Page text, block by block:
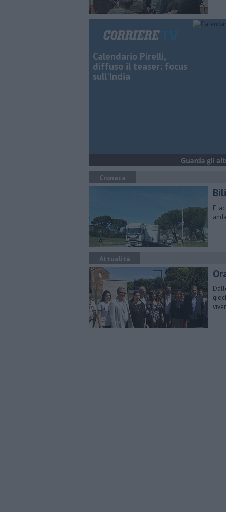
Calendario Pirelli,
diffuso il teaser: focus
sull'India
Cronaca
E'
Attualità